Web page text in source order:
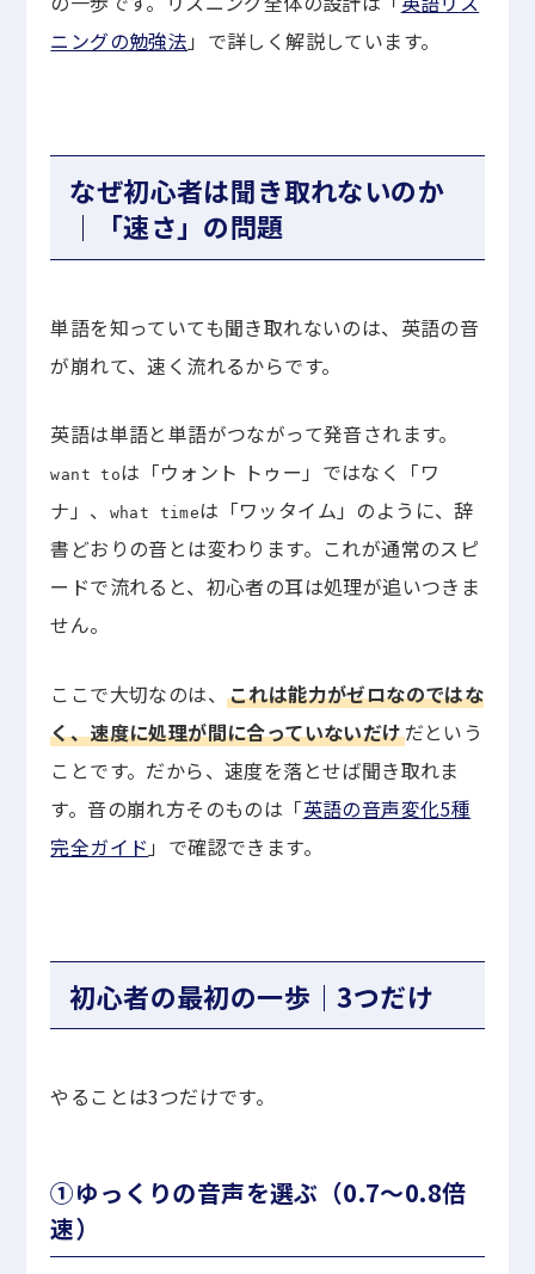
ニングの勉強法 」で詳しく解説しています。
なぜ初心者は聞き取れないのか
｜「速さ」の問題
単語を知っていても聞き取れないのは、英語の音
が崩れて、速く流れるからです。
英語は単語と単語がつながって発音されます。
want toは「ウォント トゥー」ではなく「ワ
ナ」、
what timeは「ワッタイム」のように、辞
書どおりの音とは変わります。これが通常のスピ
ードで流れると、初心者の耳は処理が追いつきま
せん。
ここで大切なのは、これは能力がゼロなのではな
く、速度に処理が間に合っていないだけだという
ことです。だから、速度を落とせば聞き取れま
す。音の崩れ方そのものは「英語の音声変化5種
完全ガイド 」で確認できます。
初心者の最初の一歩｜3つだけ
やることは3つだけです。
①ゆっくりの音声を選ぶ（0.7〜0.8倍
速）